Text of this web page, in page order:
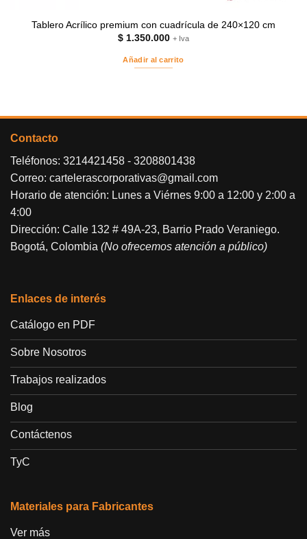
Tablero Acrílico premium con cuadrícula de 240×120 cm
$ 1.350.000 + Iva
Añadir al carrito
Contacto
Teléfonos: 3214421458 - 3208801438
Correo: cartelerascorporativas@gmail.com
Horario de atención: Lunes a Viérnes 9:00 a 12:00 y 2:00 a
4:00
Dirección: Calle 132 # 49A-23, Barrio Prado Veraniego.
Bogotá, Colombia (No ofrecemos atención a público)
Enlaces de interés
Catálogo en PDF
Sobre Nosotros
Trabajos realizados
Blog
Contáctenos
TyC
Materiales para Fabricantes
Ver más